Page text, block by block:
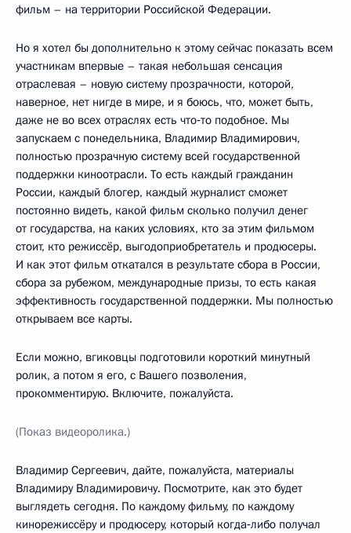
фильм – на территории Российской Федерации.
Но я хотел бы дополнительно к этому сейчас показать всем
участникам впервые – такая небольшая сенсация
отраслевая – новую систему прозрачности, которой,
наверное, нет нигде в мире, и я боюсь, что, может быть,
даже не во всех отраслях есть что‑то подобное. Мы
запускаем с понедельника, Владимир Владимирович,
полностью прозрачную систему всей государственной
поддержки киноотрасли. То есть каждый гражданин
России, каждый блогер, каждый журналист сможет
постоянно видеть, какой фильм сколько получил денег
от государства, на каких условиях, кто за этим фильмом
стоит, кто режиссёр, выгодоприобретатель и продюсеры.
И как этот фильм откатался в результате сбора в России,
сбора за рубежом, международные призы, то есть какая
эффективность государственной поддержки. Мы полностью
открываем все карты.
Если можно, вгиковцы подготовили короткий минутный
ролик, а потом я его, с Вашего позволения,
прокомментирую. Включите, пожалуйста.
(Показ видеоролика.)
Владимир Сергеевич, дайте, пожалуйста, материалы
Владимиру Владимировичу. Посмотрите, как это будет
выглядеть сегодня. По каждому фильму, по каждому
кинорежиссёру и продюсеру, который когда‑либо получал